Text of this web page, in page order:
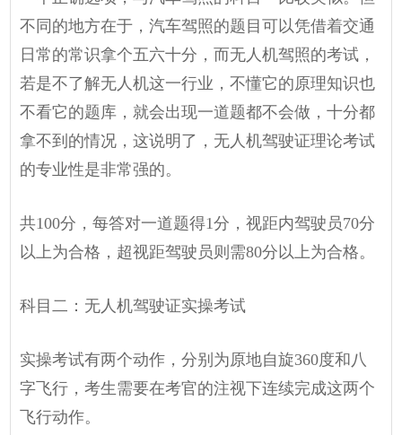
不同的地方在于，汽车驾照的题目可以凭借着交通
日常的常识拿个五六十分，而无人机驾照的考试，
若是不了解无人机这一行业，不懂它的原理知识也
不看它的题库，就会出现一道题都不会做，十分都
拿不到的情况，这说明了，无人机驾驶证理论考试
的专业性是非常强的。
共100分，每答对一道题得1分，视距内驾驶员70分
以上为合格，超视距驾驶员则需80分以上为合格。
科目二：无人机驾驶证实操考试
实操考试有两个动作，分别为原地自旋360度和八
字飞行，考生需要在考官的注视下连续完成这两个
飞行动作。